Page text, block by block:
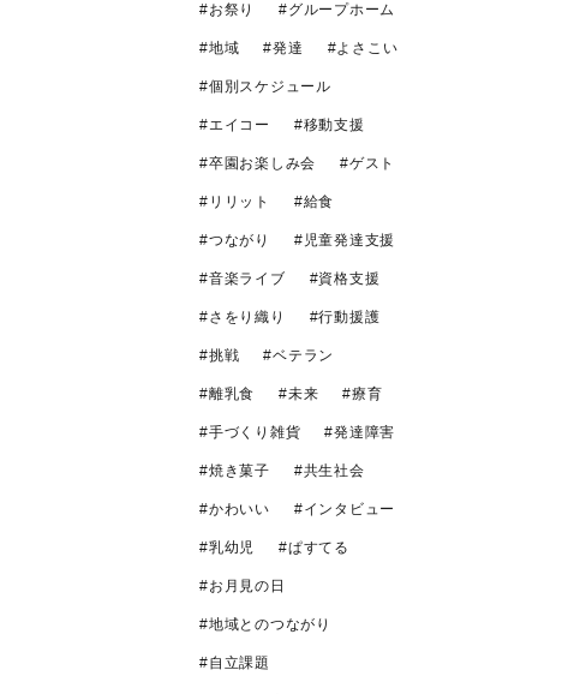
お祭り グループホーム
地域 発達 よさこい
個別スケジュール
エイコー 移動支援
卒園お楽しみ会 ゲスト
リリット 給食
つながり 児童発達支援
音楽ライブ 資格支援
さをり織り 行動援護
挑戦 ベテラン
離乳食 未来 療育
手づくり雑貨 発達障害
焼き菓子 共生社会
かわいい インタビュー
乳幼児 ぱすてる
お月見の日
地域とのつながり
自立課題